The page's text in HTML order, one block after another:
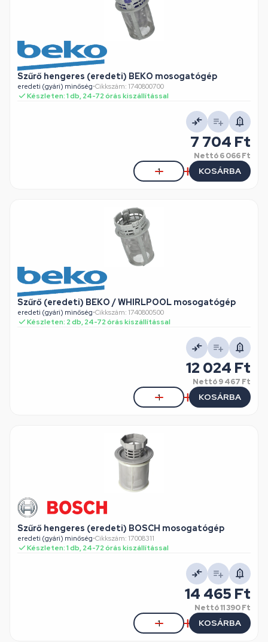
Szűrő hengeres (eredeti) BEKO mosogatógép
eredeti (gyári) minőség•Cikkszám: 1740800700
Készleten: 1 db, 24-72 órás kiszállítással
7 704 Ft
Nettó6 066 Ft
KOSÁRBA
Szűrő (eredeti) BEKO / WHIRLPOOL mosogatógép
eredeti (gyári) minőség•Cikkszám: 1740800500
Készleten: 2 db, 24-72 órás kiszállítással
12 024 Ft
Nettó9 467 Ft
KOSÁRBA
Szűrő hengeres (eredeti) BOSCH mosogatógép
eredeti (gyári) minőség•Cikkszám: 17008311
Készleten: 1 db, 24-72 órás kiszállítással
14 465 Ft
Nettó11 390 Ft
KOSÁRBA